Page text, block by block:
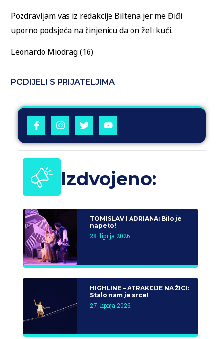
Pozdravljam vas iz redakcije Biltena jer me Điđi
uporno podsjeća na činjenicu da on želi kući.
Leonardo Miodrag (16)
PODIJELI S PRIJATELJIMA
Izdvojeno:
TOMISLAV I ADRIANA: Bilo je
napeto!
28. lipnja 2026.
HIGHLINE – ATRAKCIJE NA ŽICI:
Stalo nam je srce!
27. lipnja 2026.